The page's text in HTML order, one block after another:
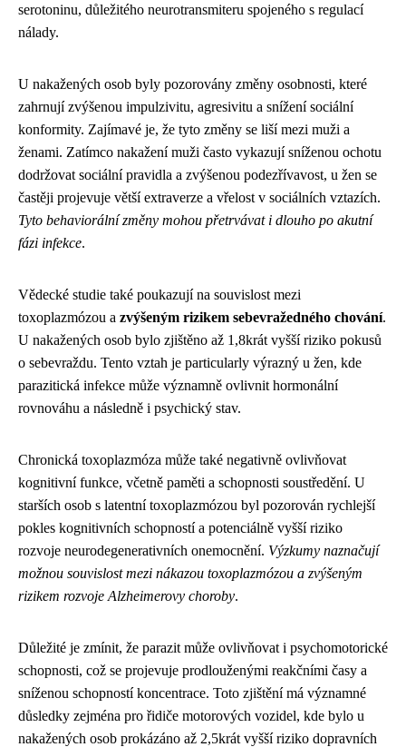
serotoninu, důležitého neurotransmiteru spojeného s regulací
nálady.
U nakažených osob byly pozorovány změny osobnosti, které
zahrnují zvýšenou impulzivitu, agresivitu a snížení sociální
konformity. Zajímavé je, že tyto změny se liší mezi muži a
ženami. Zatímco nakažení muži často vykazují sníženou ochotu
dodržovat sociální pravidla a zvýšenou podezřívavost, u žen se
častěji projevuje větší extraverze a vřelost v sociálních vztazích.
Tyto behaviorální změny mohou přetrvávat i dlouho po akutní
fázi infekce.
Vědecké studie také poukazují na souvislost mezi
toxoplazmózou a zvýšeným rizikem sebevražedného chování.
U nakažených osob bylo zjištěno až 1,8krát vyšší riziko pokusů
o sebevraždu. Tento vztah je particularly výrazný u žen, kde
parazitická infekce může významně ovlivnit hormonální
rovnováhu a následně i psychický stav.
Chronická toxoplazmóza může také negativně ovlivňovat
kognitivní funkce, včetně paměti a schopnosti soustředění. U
starších osob s latentní toxoplazmózou byl pozorován rychlejší
pokles kognitivních schopností a potenciálně vyšší riziko
rozvoje neurodegenerativních onemocnění. Výzkumy naznačují
možnou souvislost mezi nákazou toxoplazmózou a zvýšeným
rizikem rozvoje Alzheimerovy choroby.
Důležité je zmínit, že parazit může ovlivňovat i psychomotorické
schopnosti, což se projevuje prodlouženými reakčními časy a
sníženou schopností koncentrace. Toto zjištění má významné
důsledky zejména pro řidiče motorových vozidel, kde bylo u
nakažených osob prokázáno až 2,5krát vyšší riziko dopravních